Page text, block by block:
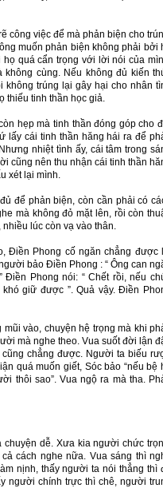
công việc để mà phản biện cho
muốn phản biện không phải bởi
quá cẩn trọng với lời nói của
cùng. Nếu không đủ kiến
trúng lại gây hại cho nhân
thiếu tinh thần học giả.
hẹp mà tinh thần đóng góp cho
lấy cái tinh thần hăng hái ra để
nhiệt tình ấy, cái tâm trong
cũng nên thu nhận cái tinh thần
xét lại mình.
để phản biện, còn cần phải có
mà không đỏ mặt lên, rồi còn
lúc còn vạ vào thân.
Điền Phong cố ngăn chẳng được
bảo Điền Phong : “ Ông can
Điền Phong nói: “ Chết rồi, nếu
giữ được ”. Quả vậy. Điền
vào, chuyện hệ trọng mà khi
mà nghe theo. Vua suốt đời lận
chẳng được. Người ta biếu
quá muốn giết, Sóc bảo “nếu bệ
thôi sao”. Vua ngộ ra mà tha.
dễ. Xưa kia người chức
cách nghe nữa. Vua sáng thì
nịnh, thấy người ta nói thẳng thì
người chính trực thì chê, người